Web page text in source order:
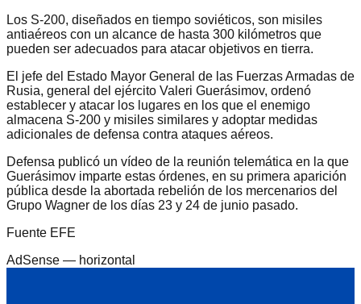
Los S-200, diseñados en tiempo soviéticos, son misiles
antiaéreos con un alcance de hasta 300 kilómetros que
pueden ser adecuados para atacar objetivos en tierra.
El jefe del Estado Mayor General de las Fuerzas Armadas de
Rusia, general del ejército Valeri Guerásimov, ordenó
establecer y atacar los lugares en los que el enemigo
almacena S-200 y misiles similares y adoptar medidas
adicionales de defensa contra ataques aéreos.
Defensa publicó un vídeo de la reunión telemática en la que
Guerásimov imparte estas órdenes, en su primera aparición
pública desde la abortada rebelión de los mercenarios del
Grupo Wagner de los días 23 y 24 de junio pasado.
Fuente EFE
AdSense — horizontal